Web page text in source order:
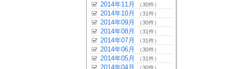
2014年11月 （30件）
2014年10月 （31件）
2014年09月 （30件）
2014年08月 （31件）
2014年07月 （31件）
2014年06月 （30件）
2014年05月 （31件）
2014年04月 （30件）